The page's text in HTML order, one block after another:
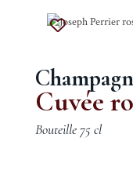
Cuvée
Bouteille 75 cl